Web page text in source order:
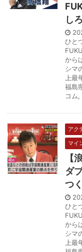
し
ひと
から
シマ
上最
福島
コム,
アク
マイ
【
ダ
つ
ひと
から
シマ
上最